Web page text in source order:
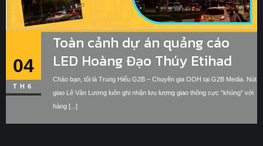
04
TH6
Toàn cảnh dự án quảng cáo
LED Hoàng Đạo Thúy Etihad
Airways của G2B Media thực
hiện
Chào bạn, tôi là Trung Hiếu G2B – Chuyên gia OOH tại G2B Media. Nút
giao Lê Văn Lương luôn ghi nhận lưu lượng giao thông cực “khủng” với
hàng [...]